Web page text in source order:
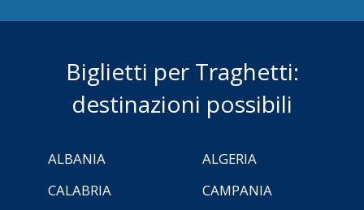
Biglietti per Traghetti:
destinazioni possibili
ALBANIA
ALGERIA
CALABRIA
CAMPANIA